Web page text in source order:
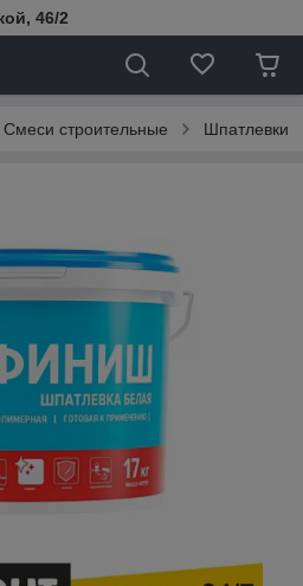
46/2
Смеси строительные Шпатлевки